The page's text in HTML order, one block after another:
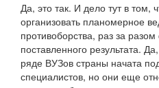
Да, это так. И дело тут в том,
организовать планомерное
противоборства, раз за
поставленного результата.
ряде ВУЗов страны начата
специалистов, но они еще